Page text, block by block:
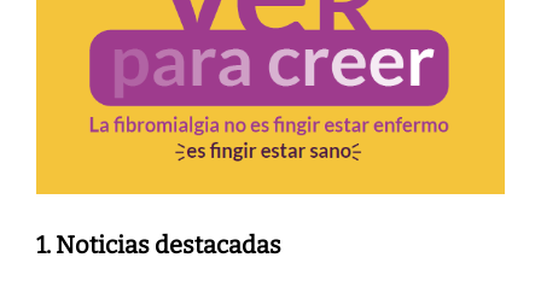
1. Noticias destacadas